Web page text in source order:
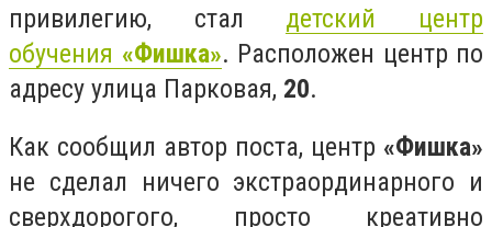
привилегию, стал детский центр
обучения «Фишка». Расположен центр по
адресу улица Парковая, 20.
Как сообщил автор поста, центр «Фишка»
не сделал ничего экстраординарного и
сверхдорогого, просто креативно